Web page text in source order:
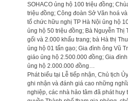
SOHACO ủng hộ 100 triệu đồng;
triệu đồng; Công đoàn Sở Văn hoá
tổ chức hữu nghị TP Hà Nội ủng hộ
ủng hộ 50 triệu đồng; Bà Nguyễn Thị
gối và 2.000 khẩu trang; bà Hà thị
ủng hộ 01 tấn gạo; Gia đình ông Vũ
giáo ủng hộ 2.500.000 đồng; Gia
ủng hộ 2.000.000 đồng…
Phát biểu tại Lễ tiếp nhận, Chủ tịch
ghi nhận và đánh giá cao những
nghiệp, các nhà hảo tâm đã phát